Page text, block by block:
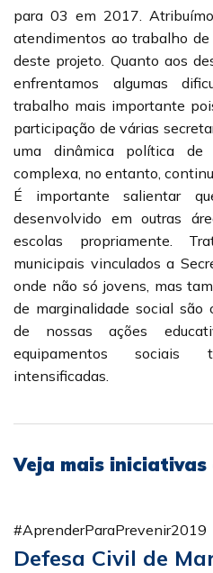
para 03 em 2017.
atendimentos ao trabalho
deste projeto. Quanto aos
enfrentamos algumas
trabalho mais importante
participação de várias
uma dinâmica política de
complexa, no entanto,
É importante salientar
desenvolvido em outras
escolas propriamente.
municipais vinculados a
onde não só jovens, mas
de marginalidade social são
de nossas ações
equipamentos sociais
intensificadas.
Veja mais iniciativas
#AprenderParaPrevenir2019
Defesa Civil de